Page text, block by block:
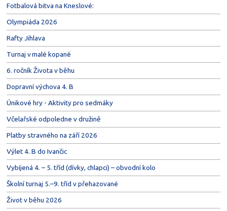
Fotbalová bitva na Kneslové:
Olympiáda 2026
Rafty Jihlava
Turnaj v malé kopané
6. ročník Života v běhu
Dopravní výchova 4. B
Únikové hry - Aktivity pro sedmáky
Včelařské odpoledne v družině
Platby stravného na září 2026
Výlet 4. B do Ivančic
Vybíjená 4. – 5. tříd (dívky, chlapci) – obvodní kolo
Školní turnaj 5.–9. tříd v přehazované
Život v běhu 2026